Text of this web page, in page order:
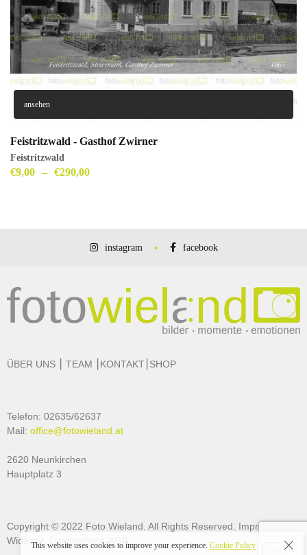
ansehen
Feistritzwald - Gasthof Zwirner
Feistritzwald
€9,00 – €290,00
instagram facebook
ÜBER UNS TEAM KONTAKT SHOP
Telefon: 02635/62637
Mail: office@fotowieland.at
2620 Neunkirchen
Hauptplatz 3
Copyright © 2022 Foto Wieland. All Rights Reserved. Impressum
Widerruf.
Datenschutz . AGB
This website uses cookies to improve your experience. Cookie Policy